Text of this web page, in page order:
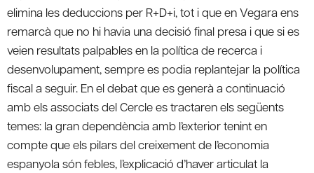
elimina les deduccions per R+D+i, tot i que en Vegara ens
remarcà que no hi havia una decisió final presa i que si es
veien resultats palpables en la política de recerca i
desenvolupament, sempre es podia replantejar la política
fiscal a seguir. En el debat que es generà a continuació
amb els associats del Cercle es tractaren els següents
temes: la gran dependència amb l’exterior tenint en
compte que els pilars del creixement de l’economia
espanyola són febles, l’explicació d’haver articulat la